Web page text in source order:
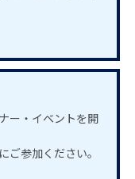
ー・イベントを開
ご参加ください。